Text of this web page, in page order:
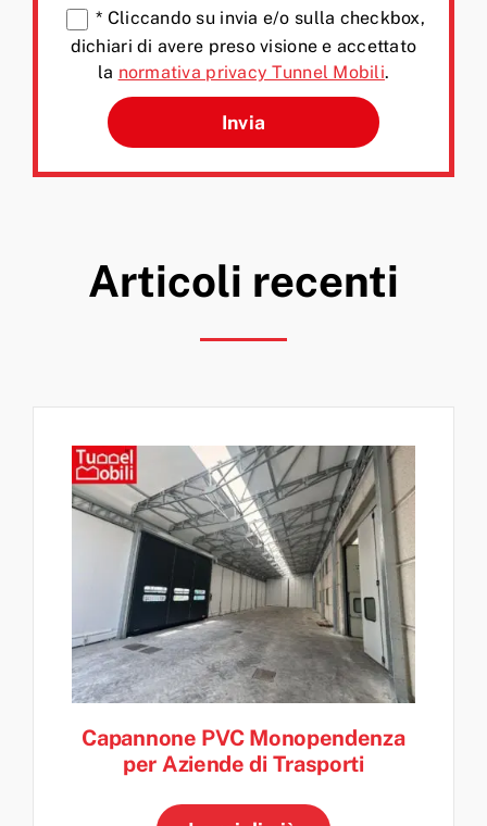
* Cliccando su invia e/o sulla checkbox,
dichiari di avere preso visione e accettato
la normativa privacy Tunnel Mobili.
Si prega di lasciare vuoto
Articoli recenti
Capannone PVC Monopendenza
per Aziende di Trasporti